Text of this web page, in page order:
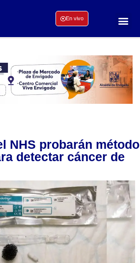
En vivo
NHS probarán método
detectar cáncer de